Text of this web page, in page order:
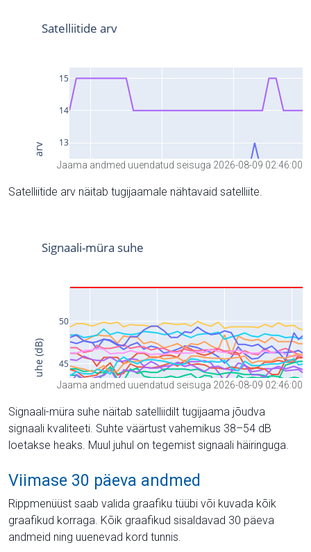
Jaama andmed uuendatud seisuga 2026-08-09 02:46:00
Satelliitide arv näitab tugijaamale nähtavaid satelliite.
Jaama andmed uuendatud seisuga 2026-08-09 02:46:00
Signaali-müra suhe näitab satelliidilt tugijaama jõudva
signaali kvaliteeti. Suhte väärtust vahemikus 38–54 dB
loetakse heaks. Muul juhul on tegemist signaali häiringuga.
Viimase 30 päeva andmed
Rippmenüüst saab valida graafiku tüübi või kuvada kõik
graafikud korraga. Kõik graafikud sisaldavad 30 päeva
andmeid ning uuenevad kord tunnis.